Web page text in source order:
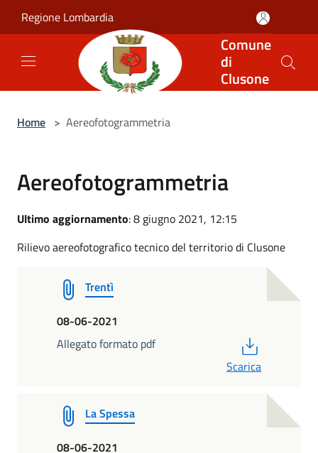
Regione Lombardia
Comune
di
Clusone
Home > Aereofotogrammetria
Aereofotogrammetria
Ultimo aggiornamento: 8 giugno 2021, 12:15
Rilievo aereofotografico tecnico del territorio di Clusone
Trentì
08-06-2021
Allegato formato pdf
Scarica
La Spessa
08-06-2021